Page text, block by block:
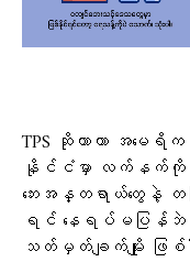
TPS ဆိုတာဟာ အမေရိက
နိုင်ငံမှာ လက်နက်
ဘေးအန္တရာယ်တွေနဲ့ တခ
ရင် နေရပ်မပြန်ဘဲ
သတ်မှတ်ချက်မျိုး ဖြ